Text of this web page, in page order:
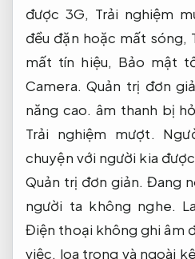
được 3G, Trải nghiệm
đều đặn hoặc mất sóng,
mất tín hiệu, Bảo mật
Camera. Quản trị đơn
năng cao. âm thanh bị
Trải nghiệm mượt.
chuyện với người kia
Quản trị đơn giản. Đang
người ta không nghe.
Điện thoại không ghi âm
việc. loa trong và ngoài